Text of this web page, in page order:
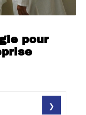
pour